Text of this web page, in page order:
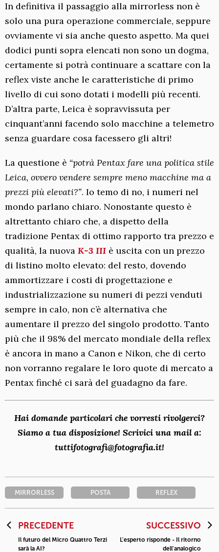
In definitiva il passaggio alla mirrorless non è
solo una pura operazione commerciale, seppure
ovviamente vi sia anche questo aspetto. Ma quei
dodici punti sopra elencati non sono un dogma,
certamente si potrà continuare a scattare con la
reflex viste anche le caratteristiche di primo
livello di cui sono dotati i modelli più recenti.
D’altra parte, Leica è sopravvissuta per
cinquant’anni facendo solo macchine a telemetro
senza guardare cosa facessero gli altri!
La questione è “potrà Pentax fare una politica stile
Leica, ovvero vendere sempre meno macchine ma a
prezzi più elevati?”. Io temo di no, i numeri nel
mondo parlano chiaro. Nonostante questo è
altrettanto chiaro che, a dispetto della
tradizione Pentax di ottimo rapporto tra prezzo e
qualità, la nuova K-3 III è uscita con un prezzo
di listino molto elevato: del resto, dovendo
ammortizzare i costi di progettazione e
industrializzazione su numeri di pezzi venduti
sempre in calo, non c’è alternativa che
aumentare il prezzo del singolo prodotto. Tanto
più che il 98% del mercato mondiale della reflex
è ancora in mano a Canon e Nikon, che di certo
non vorranno regalare le loro quote di mercato a
Pentax finché ci sarà del guadagno da fare.
Hai domande particolari che vorresti rivolgerci?
Siamo a tua disposizione! Scrivici una mail a:
tuttifotografi@fotografia.it!
MIRRORLESS POSTA REFLEX
PRECEDENTE
Il futuro del Micro Quattro Terzi
sarà la AI?
SUCCESSIVO
L'esperto risponde - Il ritorno
dell'analogico